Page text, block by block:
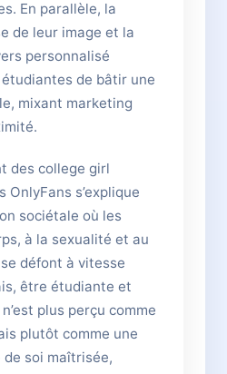
En parallèle, la
de leur image et la
personnalisé
de bâtir une
mixant marketing
des college girl
s’explique
sociétale où les
à la sexualité et au
défont à vitesse
être étudiante et
plus perçu comme
plutôt comme une
de soi maîtrisée,